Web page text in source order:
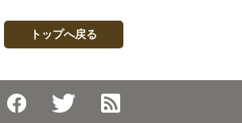
トップへ戻る